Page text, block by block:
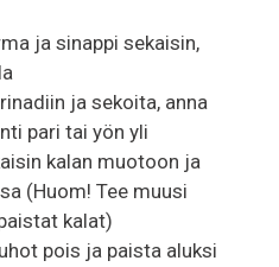
ja sinappi sekaisin,
ja sekoita, anna
pari tai yön yli
kalan muotoon ja
(Huom! Tee muusi
kalat)
pois ja paista aluksi